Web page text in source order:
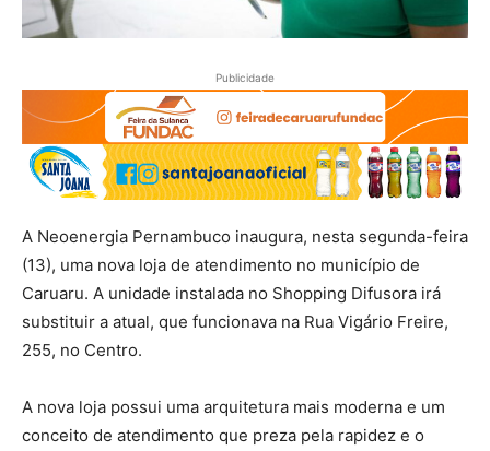
Publicidade
A Neoenergia Pernambuco inaugura, nesta segunda-feira
(13), uma nova loja de atendimento no município de
Caruaru. A unidade instalada no Shopping Difusora irá
substituir a atual, que funcionava na Rua Vigário Freire,
255, no Centro.
A nova loja possui uma arquitetura mais moderna e um
conceito de atendimento que preza pela rapidez e o